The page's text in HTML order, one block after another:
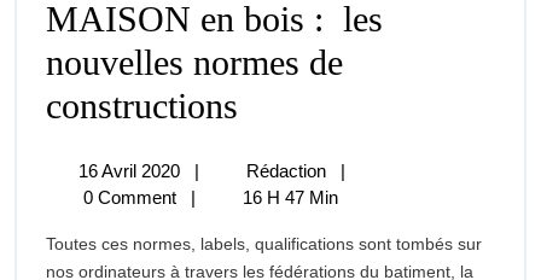
MAISON en bois : les
nouvelles normes de
constructions
Les
Nouvelles
De
16 Avril 2020
16
Avril
| Rédaction
MAISON
En
:
Les
|
0 Comment
| 16 H 47 Min
Toutes ces normes, labels, qualifications sont tombés sur
nos ordinateurs à travers les fédérations du batiment, la